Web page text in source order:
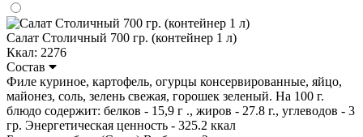
Салат Столичный 700 гр. (контейнер 1 л)
Ккал: 2276
Состав
Филе куриное, картофель, огурцы консервированные, яйцо,
майонез, соль, зелень свежая, горошек зеленый. На 100 г.
блюдо содержит: белков - 15,9 г ., жиров - 27.8 г., углеводов - 3
гр. Энергетическая ценность - 325.2 ккал